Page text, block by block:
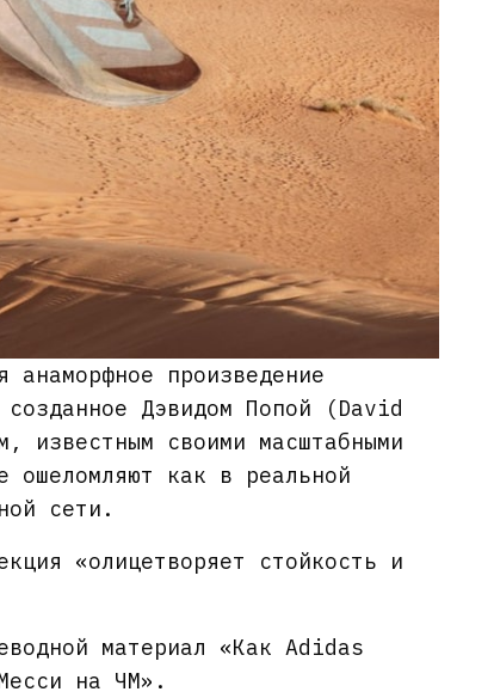
анаморфное произведение
Дэвидом Попой (David
известным своими масштабными
ошеломляют как в реальной
сети.
«олицетворяет стойкость и
материал «Как Adidas
на ЧМ».